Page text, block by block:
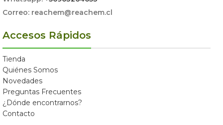
Correo: reachem@reachem.cl
Accesos Rápidos
Tienda
Quiénes Somos
Novedades
Preguntas Frecuentes
¿Dónde encontrarnos?
Contacto